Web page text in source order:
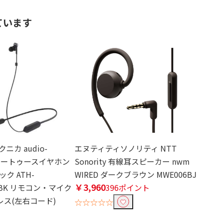
ます
ニカ audio-
トゥースイヤホン
ク ATH-
リモコン・マイク
ス(左右コード)
エヌティティソノリティ NTT
Sonority 有線耳スピーカー nwm
WIRED ダークブラウン MWE006BJ
￥3,960396ポイント
☆☆☆☆☆